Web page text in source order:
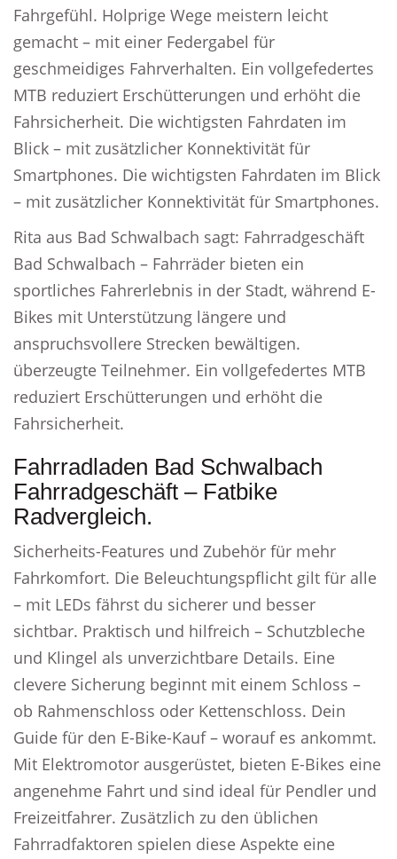
Fahrgefühl. Holprige Wege meistern leicht
gemacht – mit einer Federgabel für
geschmeidiges Fahrverhalten. Ein vollgefedertes
MTB reduziert Erschütterungen und erhöht die
Fahrsicherheit. Die wichtigsten Fahrdaten im
Blick – mit zusätzlicher Konnektivität für
Smartphones. Die wichtigsten Fahrdaten im Blick
– mit zusätzlicher Konnektivität für Smartphones.
Rita aus Bad Schwalbach sagt: Fahrradgeschäft
Bad Schwalbach – Fahrräder bieten ein
sportliches Fahrerlebnis in der Stadt, während E-
Bikes mit Unterstützung längere und
anspruchsvollere Strecken bewältigen.
überzeugte Teilnehmer. Ein vollgefedertes MTB
reduziert Erschütterungen und erhöht die
Fahrsicherheit.
Fahrradladen Bad Schwalbach
Fahrradgeschäft – Fatbike
Radvergleich.
Sicherheits-Features und Zubehör für mehr
Fahrkomfort. Die Beleuchtungspflicht gilt für alle
– mit LEDs fährst du sicherer und besser
sichtbar. Praktisch und hilfreich – Schutzbleche
und Klingel als unverzichtbare Details. Eine
clevere Sicherung beginnt mit einem Schloss –
ob Rahmenschloss oder Kettenschloss. Dein
Guide für den E-Bike-Kauf – worauf es ankommt.
Mit Elektromotor ausgerüstet, bieten E-Bikes eine
angenehme Fahrt und sind ideal für Pendler und
Freizeitfahrer. Zusätzlich zu den üblichen
Fahrradfaktoren spielen diese Aspekte eine